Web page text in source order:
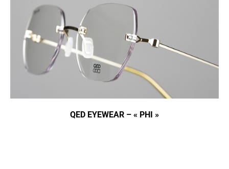
QED EYEWEAR – « PHI »